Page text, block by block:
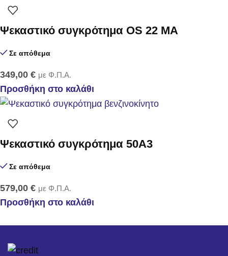
Ψεκαστικό συγκρότημα OS 22 MA
Σε απόθεμα
349,00 € με Φ.Π.Α.
Προσθήκη στο καλάθι
Ψεκαστικό συγκρότημα 50Α3
Σε απόθεμα
579,00 € με Φ.Π.Α.
Προσθήκη στο καλάθι